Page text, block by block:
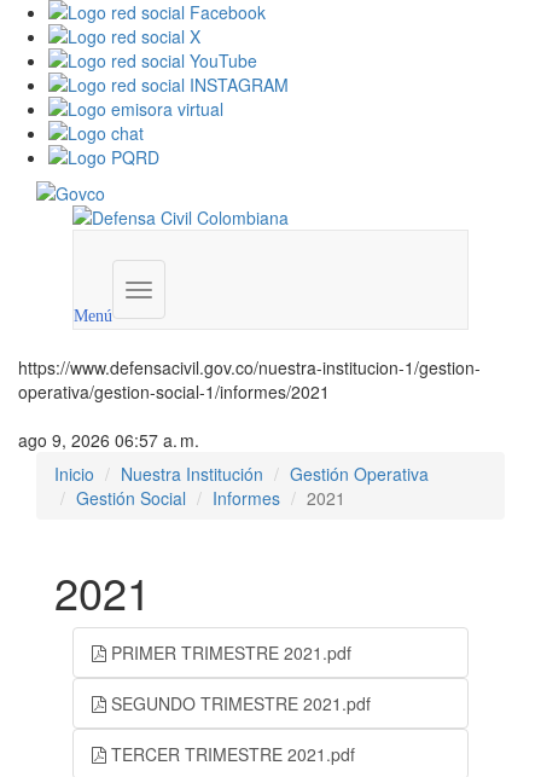
Menú
Menú
institucional
https://www.defensacivil.gov.co/nuestra-institucion-1/gestion-
operativa/gestion-social-1/informes/2021
ago 9, 2026 06:57 a. m.
Inicio
Nuestra Institución
Gestión Operativa
Gestión Social
Informes 2021
2021
PRIMER TRIMESTRE 2021.pdf
SEGUNDO TRIMESTRE 2021.pdf
TERCER TRIMESTRE 2021.pdf